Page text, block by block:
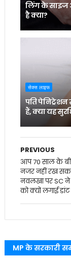
लिंग के साइज
है क्या?
सेक्स लाइफ
पति
हैं, क्या यह
PREVIOUS
आप 70 साल के
नजर नहीं रख
नवलखा पर SC ने
को क्यों लगाई डांट
MP के सरकारी